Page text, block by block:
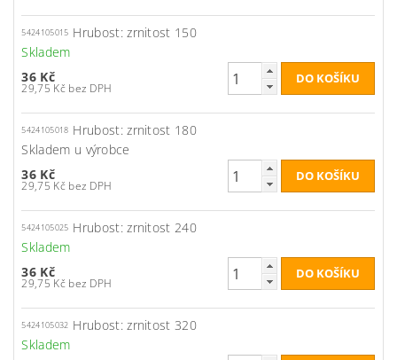
5424105015 Hrubost: zrnitost 150
Skladem
36 Kč
29,75 Kč bez DPH
5424105018 Hrubost: zrnitost 180
Skladem u výrobce
36 Kč
29,75 Kč bez DPH
5424105025 Hrubost: zrnitost 240
Skladem
36 Kč
29,75 Kč bez DPH
5424105032 Hrubost: zrnitost 320
Skladem